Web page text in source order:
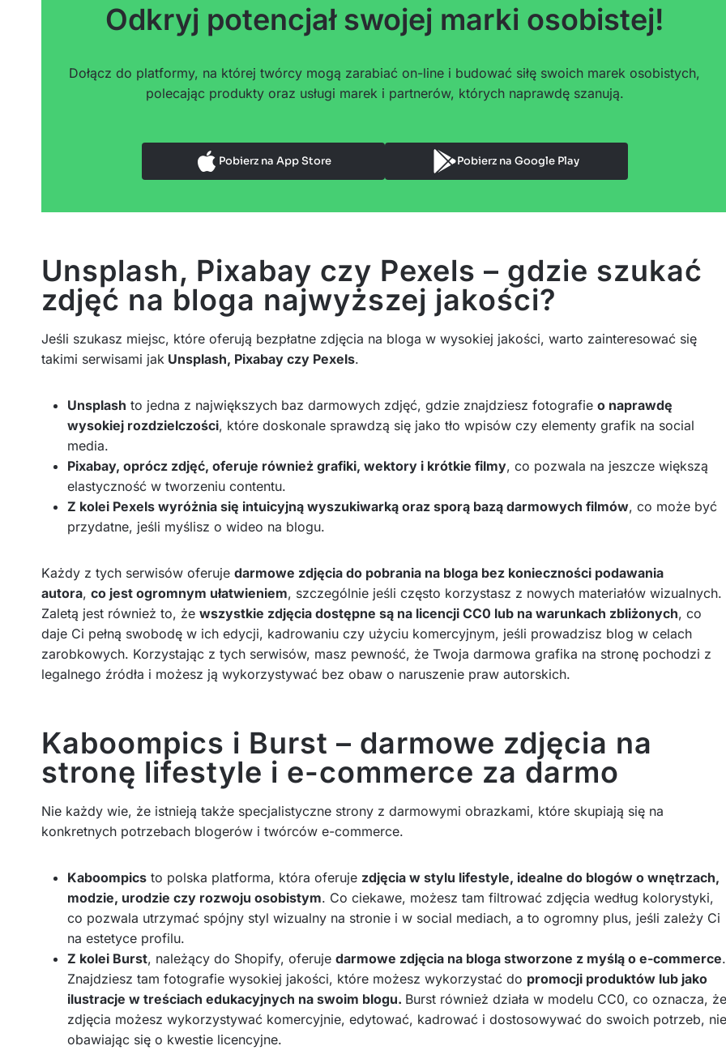
Odkryj potencjał swojej marki osobistej!
Dołącz do platformy, na której twórcy mogą zarabiać on-line i budować siłę swoich marek osobistych,
polecając produkty oraz usługi marek i partnerów, których naprawdę szanują.
Pobierz na App Store Pobierz na Google Play
Unsplash, Pixabay czy Pexels – gdzie szukać
zdjęć na bloga najwyższej jakości?
Jeśli szukasz miejsc, które oferują bezpłatne zdjęcia na bloga w wysokiej jakości, warto zainteresować się
takimi serwisami jak Unsplash, Pixabay czy Pexels.
Unsplash to jedna z największych baz darmowych zdjęć, gdzie znajdziesz fotografie o naprawdę
wysokiej rozdzielczości, które doskonale sprawdzą się jako tło wpisów czy elementy grafik na social
media.
Pixabay, oprócz zdjęć, oferuje również grafiki, wektory i krótkie filmy, co pozwala na jeszcze większą
elastyczność w tworzeniu contentu.
Z kolei Pexels wyróżnia się intuicyjną wyszukiwarką oraz sporą bazą darmowych filmów, co może być
przydatne, jeśli myślisz o wideo na blogu.
Każdy z tych serwisów oferuje darmowe zdjęcia do pobrania na bloga bez konieczności podawania
autora, co jest ogromnym ułatwieniem, szczególnie jeśli często korzystasz z nowych materiałów wizualnych.
Zaletą jest również to, że wszystkie zdjęcia dostępne są na licencji CC0 lub na warunkach zbliżonych, co
daje Ci pełną swobodę w ich edycji, kadrowaniu czy użyciu komercyjnym, jeśli prowadzisz blog w celach
zarobkowych. Korzystając z tych serwisów, masz pewność, że Twoja darmowa grafika na stronę pochodzi z
legalnego źródła i możesz ją wykorzystywać bez obaw o naruszenie praw autorskich.
Kaboompics i Burst – darmowe zdjęcia na
stronę lifestyle i e-commerce za darmo
Nie każdy wie, że istnieją także specjalistyczne strony z darmowymi obrazkami, które skupiają się na
konkretnych potrzebach blogerów i twórców e-commerce.
Kaboompics to polska platforma, która oferuje zdjęcia w stylu lifestyle, idealne do blogów o wnętrzach,
modzie, urodzie czy rozwoju osobistym. Co ciekawe, możesz tam filtrować zdjęcia według kolorystyki,
co pozwala utrzymać spójny styl wizualny na stronie i w social mediach, a to ogromny plus, jeśli zależy Ci
na estetyce profilu.
Z kolei Burst, należący do Shopify, oferuje darmowe zdjęcia na bloga stworzone z myślą o e-commerce.
Znajdziesz tam fotografie wysokiej jakości, które możesz wykorzystać do promocji produktów lub jako
ilustracje w treściach edukacyjnych na swoim blogu. Burst również działa w modelu CC0, co oznacza, że
zdjęcia możesz wykorzystywać komercyjnie, edytować, kadrować i dostosowywać do swoich potrzeb, nie
obawiając się o kwestie licencyjne.